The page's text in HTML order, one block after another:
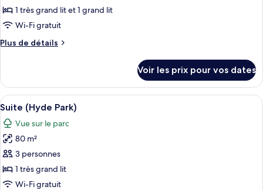
grand
lit
(Hyde
Park)
ce
type
chambre :
(Hyde
Park)
1 très grand lit et 1 grand lit
Wi-Fi gratuit
Plus de détails
Plus
le
type
de
chambre
Suite
Familiale
Park)
Voir les prix pour vos dates
Afficher
toutes
les
photos
pour
ce
type
9
Suite (Hyde Park)
Vue sur le parc
80 m²
3 personnes
1 très grand lit
Wi-Fi gratuit